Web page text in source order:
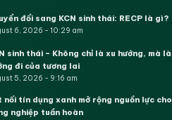
đổi sang KCN sinh thái: RECP là gì?
6, 2026 - 10:29 am
sinh thái – Không chỉ là xu hướng, mà là
đi của tương lai
5, 2026 - 9:16 am
nối tín dụng xanh mở rộng nguồn lực cho
nghiệp tuần hoàn